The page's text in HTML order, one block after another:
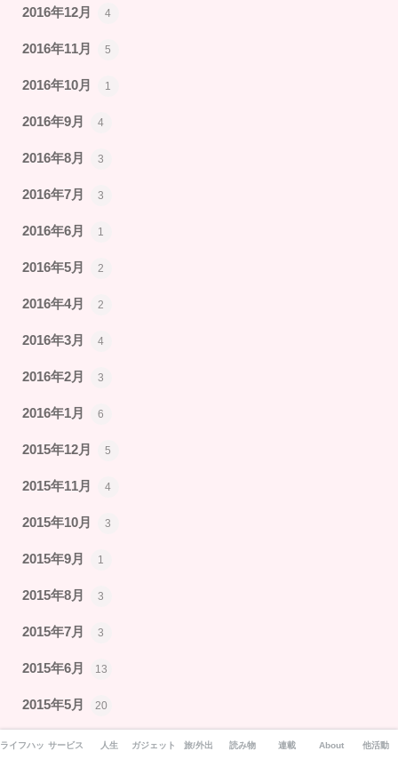
2016年12月 4
2016年11月 5
2016年10月 1
2016年9月 4
2016年8月 3
2016年7月 3
2016年6月 1
2016年5月 2
2016年4月 2
2016年3月 4
2016年2月 3
2016年1月 6
2015年12月 5
2015年11月 4
2015年10月 3
2015年9月 1
2015年8月 3
2015年7月 3
2015年6月 13
2015年5月 20
2015年4月 15
ライフハックサービス 人生 ガジェット 旅/外出 読み物 連載 About 他活動